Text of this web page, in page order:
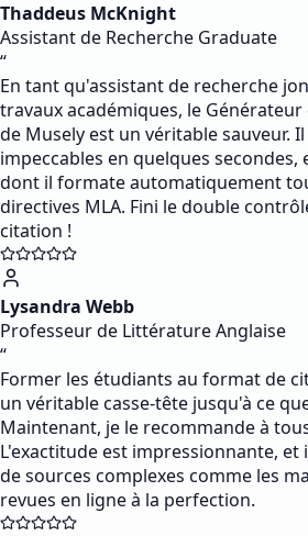
Thaddeus McKnight
Assistant de Recherche Graduate
“
En tant qu'assistant de recherche
travaux académiques, le
de Musely est un véritable sauveur.
impeccables en quelques secondes,
dont il formate automatiquement
directives MLA. Fini le double
citation !
Lysandra Webb
Professeur de Littérature Anglaise
“
Former les étudiants au format de
un véritable casse-tête jusqu'à ce
Maintenant, je le recommande à
L'exactitude est impressionnante, et
de sources complexes comme les
revues en ligne à la perfection.